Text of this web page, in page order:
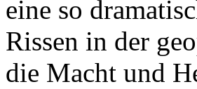
eine so
Rissen in der
die Macht und